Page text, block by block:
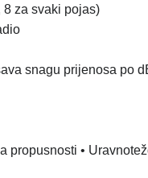
8 za svaki pojas)
snagu prijenosa po
propusnosti •